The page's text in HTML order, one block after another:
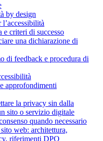
by design
e criteri di successo
una dichiarazione di
di feedback e procedura di
approfondimenti
la privacy sin dalla
sito o servizio digitale
quando necessario
web: architettura,
riferimenti DPO